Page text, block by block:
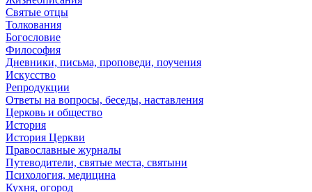
Святые отцы
Толкования
Богословие
Философия
Дневники, письма, проповеди, поучения
Искусство
Репродукции
Ответы на вопросы, беседы, наставления
Церковь и общество
История
История Церкви
Православные журналы
Путеводители, святые места, святыни
Психология, медицина
Кухня, огород